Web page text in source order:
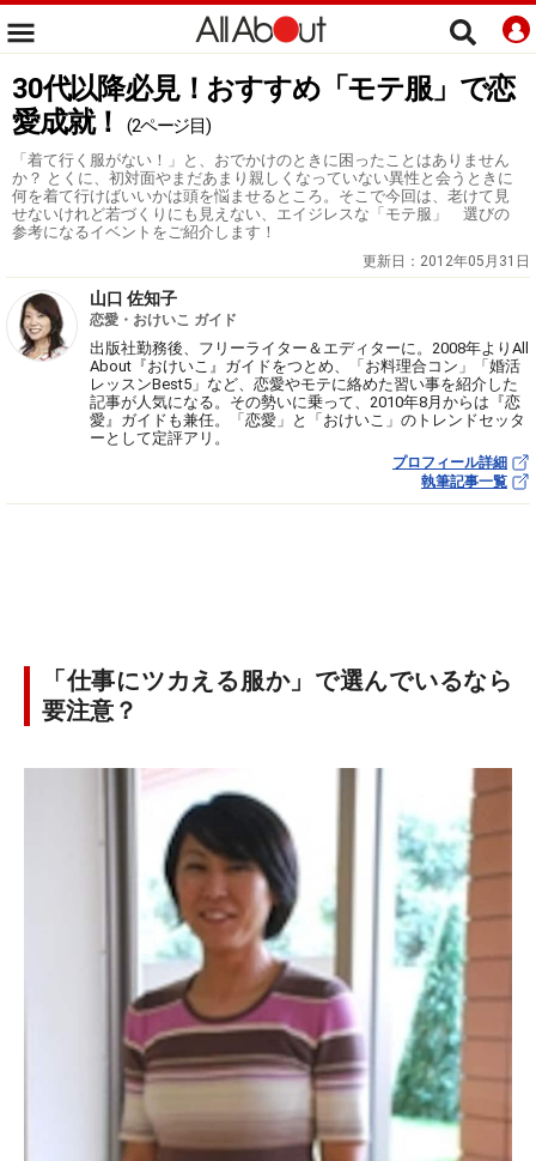
30代以降必見！おすすめ「モテ服」で恋
愛成就！
(2ページ目)
「着て行く服がない！」と、おでかけのときに困ったことはありません
か？ とくに、初対面やまだあまり親しくなっていない異性と会うときに
何を着て行けばいいかは頭を悩ませるところ。そこで今回は、老けて見
せないけれど若づくりにも見えない、エイジレスな「モテ服」 選びの
参考になるイベントをご紹介します！
更新日： 2012年05月31日
山口 佐知子
恋愛・おけいこ ガイド
出版社勤務後、フリーライター＆エディターに。2008年よりAll
About『おけいこ』ガイドをつとめ、「お料理合コン」「婚活
レッスンBest5」など、恋愛やモテに絡めた習い事を紹介した
記事が人気になる。その勢いに乗って、2010年8月からは『恋
愛』ガイドも兼任。「恋愛」と「おけいこ」のトレンドセッタ
ーとして定評アリ。
プロフィール詳細
執筆記事一覧
「仕事にツカえる服か」で選んでいるなら
要注意？